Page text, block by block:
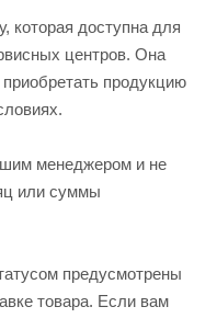
которая доступна для
центров. Она
продукцию
менеджером и не
или суммы
предусмотрены
товара. Если вам